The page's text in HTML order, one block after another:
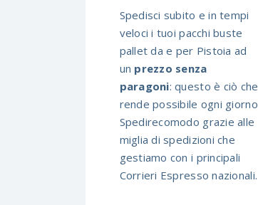
Spedisci subito e in tempi
veloci i tuoi pacchi buste
pallet da e per Pistoia ad
un prezzo senza
paragoni: questo è ciò che
rende possibile ogni giorno
Spedirecomodo grazie alle
miglia di spedizioni che
gestiamo con i principali
Corrieri Espresso nazionali.